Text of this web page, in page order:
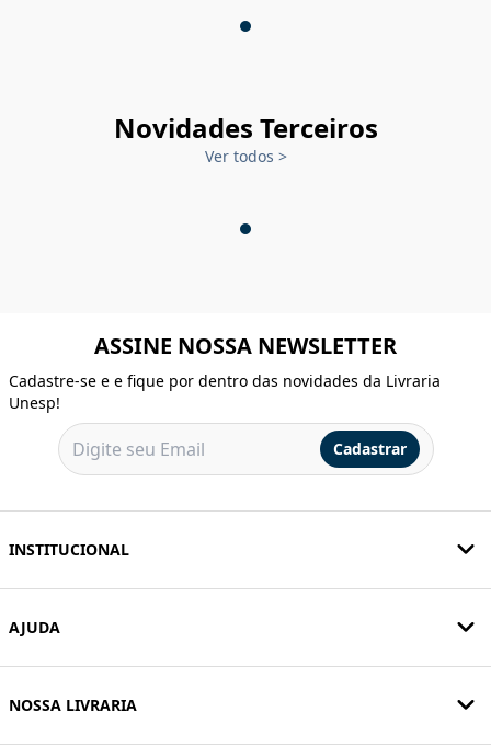
Novidades Terceiros
Ver todos >
ASSINE NOSSA NEWSLETTER
Cadastre-se e e fique por dentro das novidades da Livraria
Unesp!
Cadastrar
INSTITUCIONAL
AJUDA
NOSSA LIVRARIA